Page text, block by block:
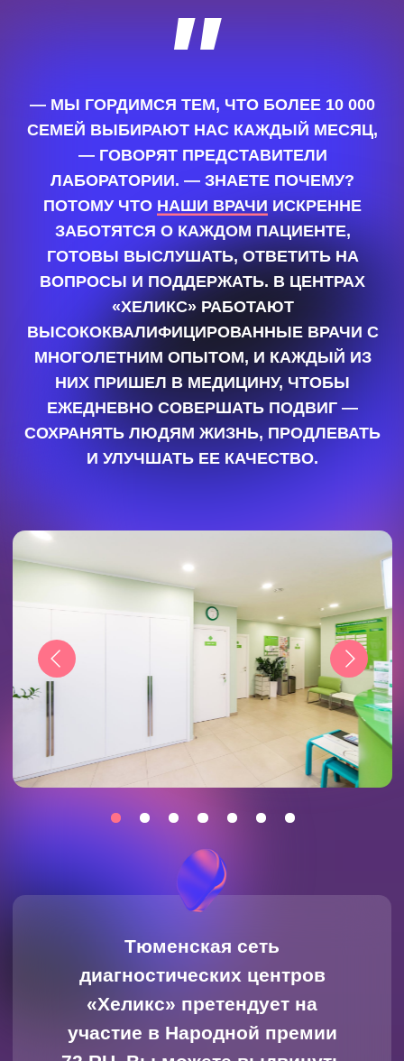
Сеть лабораторий
«Хеликс»,
«Хеликс» претендует на
участие в Народной премии
номинации « Медицинский
центр года». Участники,
которых упомянут
максимальное количество раз,
войдут в шорт-лист для
народного голосования.
ИМЕЮТСЯ
ПРОТИВОПОКАЗАНИЯ.
ТРЕБУЕТСЯ КОНСУЛЬТАЦИЯ
СПЕЦИАЛИСТА